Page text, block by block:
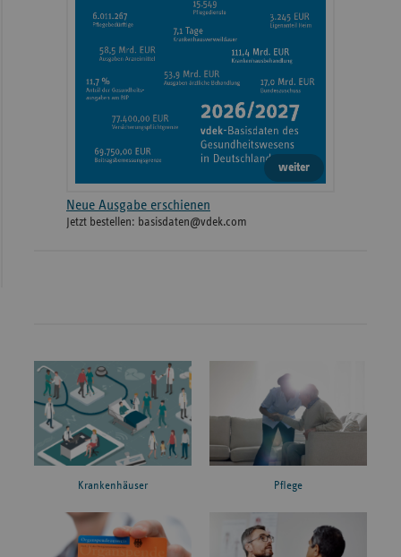
weiter
Neue Ausgabe erschienen
Jetzt bestellen: basisdaten@vdek.com
Krankenhäuser Pflege